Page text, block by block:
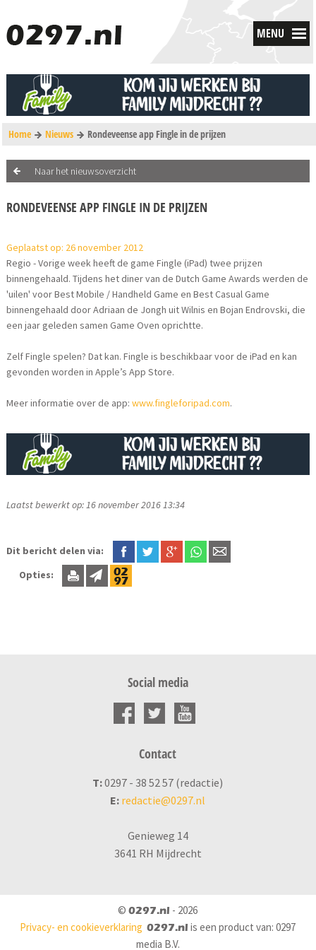
MENU
Home Nieuws Rondeveense app Fingle in de prijzen
Naar het nieuwsoverzicht
RONDEVEENSE APP FINGLE IN DE PRIJZEN
Geplaatst op: 26 november 2012
Regio - Vorige week heeft de game Fingle (iPad) twee prijzen
binnengehaald. Tijdens het diner van de Dutch Game Awards werden de
'uilen' voor Best Mobile / Handheld Game en Best Casual Game
binnengehaald door Adriaan de Jongh uit Wilnis en Bojan Endrovski, die
een jaar geleden samen Game Oven oprichtte.
Zelf Fingle spelen? Dat kan. Fingle is beschikbaar voor de iPad en kan
gevonden worden in Apple’s App Store.
Meer informatie over de app:www.fingleforipad.com.
Laatst bewerkt op: 16 november 2016 13:34
Dit bericht delen via:
Opties:
Social media
Contact
T:0297 - 38 52 57 (redactie)
E: redactie@0297.nl
Genieweg 14
3641 RH Mijdrecht
©0297.nl - 2026
Privacy- en cookieverklaring 0297.nl is een product van: 0297
media B.V.